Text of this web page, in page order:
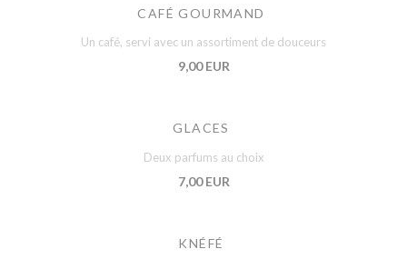
CAFÉ GOURMAND
Un café, servi avec un assortiment de douceurs
9,00 EUR
GLACES
Deux parfums au choix
7,00 EUR
KNÉFÉ